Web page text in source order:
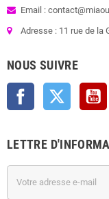
Email :
Adresse : 11 rue de la
NOUS SUIVRE
Facebook Twitter
LETTRE